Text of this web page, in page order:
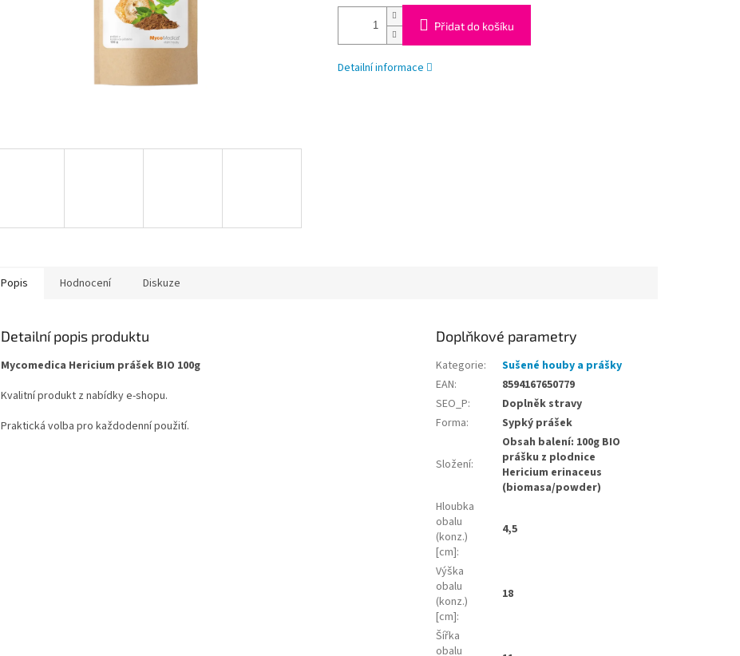
Přidat do košíku
Detailní informace
Popis Hodnocení Diskuze
Detailní popis produktu
Mycomedica Hericium prášek BIO 100g
Kvalitní produkt z nabídky e-shopu.
Praktická volba pro každodenní použití.
Doplňkové parametry
Kategorie:
Sušené houby a prášky
EAN:
8594167650779
SEO_P:
Doplněk stravy
Forma: Sypký prášek
Složení:
Obsah balení: 100g BIO
prášku z plodnice
Hericium erinaceus
(biomasa/powder)
Hloubka
obalu
(konz.)
[cm]:
4,5
Výška
obalu
(konz.)
[cm]:
18
Šířka
obalu